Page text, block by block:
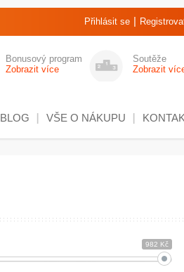
Přihlásit se |
Bonusový program
Zobrazit více
Soutěže
Zobrazit
BLOG VŠE O NÁKUPU
982 Kč